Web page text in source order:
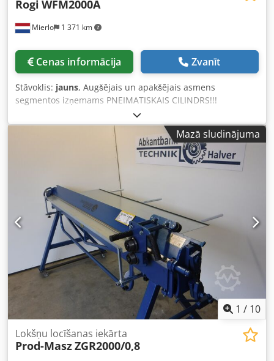
Mierlo 1 371 km
Rogi WFM2000A
Cenas informācija Zvanīt
Stāvoklis: jauns, Augšējais un apakšējais asmens
segmentos izņemams PNEIMATISKAIS CILINDRS!!!
Chsdpfega T Dasx Acisa Iekļauts manuāls aizmugures
atdure Maks. locīšanas jauda visā darba garumā ----- 1,2
mm Maks. darba garums ----- 2000 mm Maks. atvēruma
platums ----- 30 mm Pirkstu platums ----- 38 | 38 | 38 | 50
| 50 | 50 | 50 | 76 | 76 | 101 | 127 | 152 | 203 | 254 | 254
| 254 | 254 mm Maks. liekuma leņķis ----- 0 - 135° Svars ----
- 590 kg Platums ----- 2400 mm Dziļums ----- 850 mm
Augstums ----- 1175 mm
Mazā sludinājuma
1 / 10
Lokšņu locīšanas iekārta
Prod-MaszZGR2000/0,8